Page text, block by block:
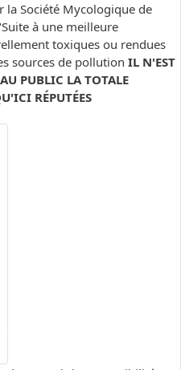
la Société Mycologique de
à une meilleure
toxiques ou rendues
sources de pollution IL N'EST
PUBLIC LA TOTALE
RÉPUTÉES